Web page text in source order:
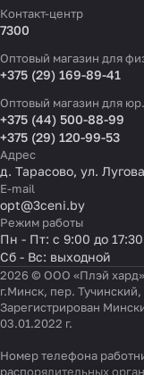
Контакт-центр
7300
Оптовый магазин для
+375 (29) 169-89-41
Оптовый магазин для
+375 (44) 500-88-99
+375 (29) 120-99-53
Адрес
д. Тарасово, ул.
E-mail
opt@3ceni.by
Режим работы
Пн - Пт: с 9:00 до 17:30
Сб - Вс: выходной
2026 © ООО «Плэй
г.Минск, пер.
Зарегистрирован
03.01.2022 г.
Номер телефона
распорядительных
Настройки